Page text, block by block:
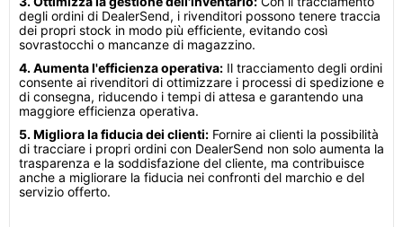
degli ordini di DealerSend, i rivenditori possono tenere traccia
dei propri stock in modo più efficiente, evitando così
sovrastocchi o mancanze di magazzino.
4. Aumenta l'efficienza operativa: Il tracciamento degli ordini
consente ai rivenditori di ottimizzare i processi di spedizione e
di consegna, riducendo i tempi di attesa e garantendo una
maggiore efficienza operativa.
5. Migliora la fiducia dei clienti: Fornire ai clienti la possibilità
di tracciare i propri ordini con DealerSend non solo aumenta la
trasparenza e la soddisfazione del cliente, ma contribuisce
anche a migliorare la fiducia nei confronti del marchio e del
servizio offerto.